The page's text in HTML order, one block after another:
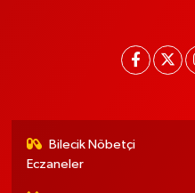
Bilecik Nöbetçi
Eczaneler